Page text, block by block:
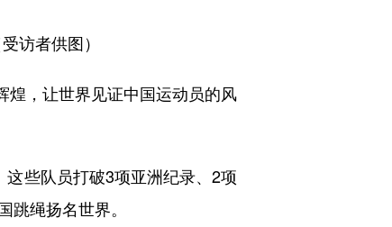
访者供图）
，让世界见证中国运动员的风
些队员打破3项亚洲纪录、2项
绳扬名世界。